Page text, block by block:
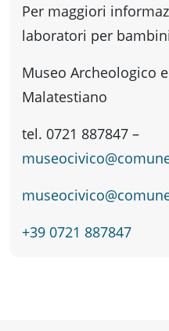
Per maggiori
laboratori per
Museo Archeologico
Malatestiano
tel. 0721 887847 –
+39 0721 887847